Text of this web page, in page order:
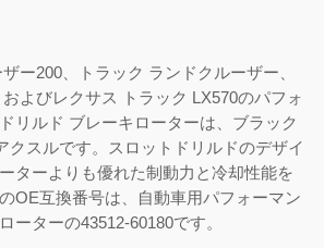
ー200、トラック ランドクルーザー、
よびレクサス トラック LX570のパフォ
リルド ブレーキローターは、ブラック
クスルです。スロットドリルドのデザイ
ターよりも優れた制動力と冷却性能を
OE互換番号は、自動車用パフォーマン
ーターの43512-60180です。